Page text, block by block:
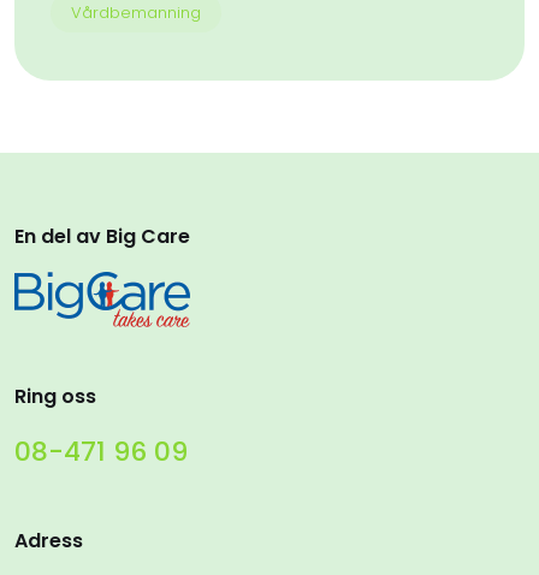
Vårdbemanning
En del av Big Care
Ring oss
08-471 96 09
Adress